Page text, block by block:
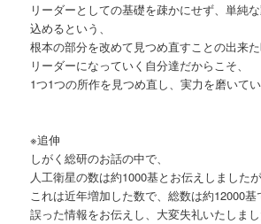
リーダーとしての基礎を疎かにせず、単純
込めるという、
根本の部分を改めて見つめ直すことの出来た
リーダーになっていく自分達だからこそ、
1つ1つの所作を見つめ直し、実力を磨いてい
※追伸
しがく総研のお話の中で、
人工衛星の数は約1000基とお伝えしましたが
これは近年増加した数で、総数は約12000基
誤った情報をお伝えし、大変失礼いたしまし